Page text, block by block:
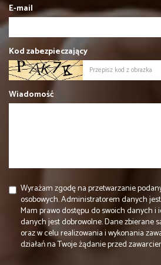
E-mail
Kod zabezpieczający
Wiadomość
Wyrażam zgodę na przetwarzanie
osobowych. Administratorem danych
Mam prawo dostępu do swoich danych i
danych jest dobrowolne. Dane zbierane
oraz w celu realizowania i wykonania
działań na Twoje żądanie przed